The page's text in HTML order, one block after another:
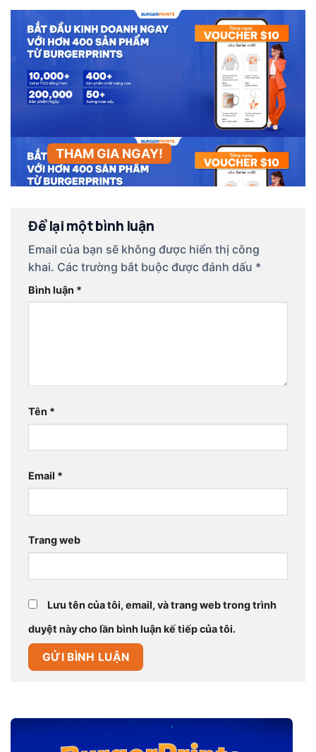
THAM GIA NGAY!
Để lại một bình luận
Email của bạn sẽ không được hiển thị công
khai. Các trường bắt buộc được đánh dấu *
Bình luận *
Tên *
Email *
Trang web
Lưu tên của tôi, email, và trang web trong trình
duyệt này cho lần bình luận kế tiếp của tôi.